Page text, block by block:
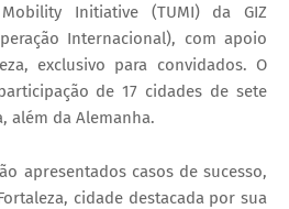
Initiative (TUMI) da GIZ
Internacional), com apoio
exclusivo para convidados. O
de 17 cidades de sete
além da Alemanha.
apresentados casos de sucesso,
cidade destacada por sua